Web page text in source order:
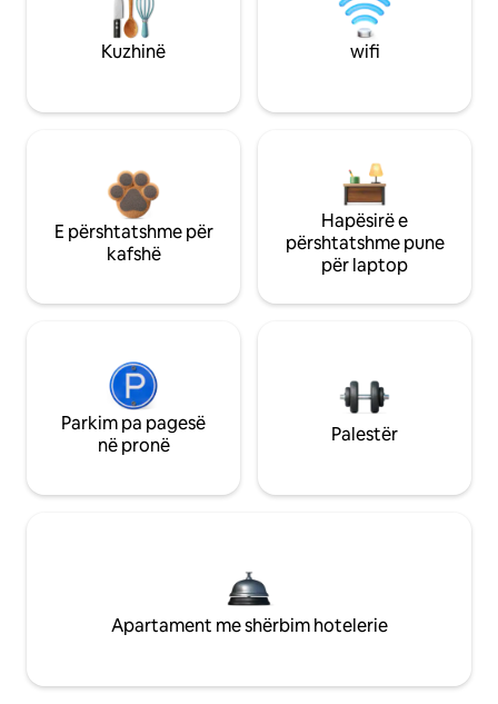
Kuzhinë wifi
E përshtatshme për
kafshë
Hapësirë e
përshtatshme pune
për laptop
Parkim pa pagesë
në pronë
Palestër
Apartament me shërbim hotelerie